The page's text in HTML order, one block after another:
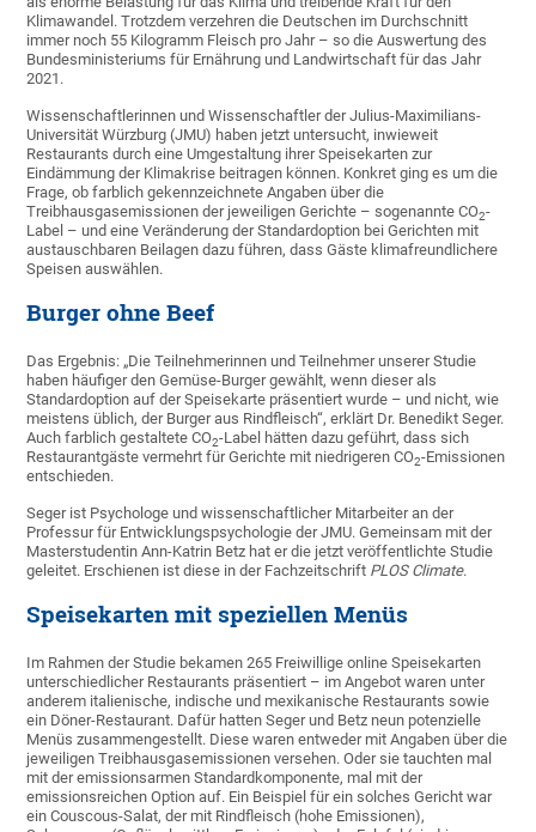
Klimawandel. Trotzdem verzehren die Deutschen im Durchschnitt
immer noch 55 Kilogramm Fleisch pro Jahr – so die Auswertung des
Bundesministeriums für Ernährung und Landwirtschaft für das Jahr
2021.
Wissenschaftlerinnen und Wissenschaftler der Julius-Maximilians-
Universität Würzburg (JMU) haben jetzt untersucht, inwieweit
Restaurants durch eine Umgestaltung ihrer Speisekarten zur
Eindämmung der Klimakrise beitragen können. Konkret ging es um die
Frage, ob farblich gekennzeichnete Angaben über die
Treibhausgasemissionen der jeweiligen Gerichte – sogenannte CO2-
Label – und eine Veränderung der Standardoption bei Gerichten mit
austauschbaren Beilagen dazu führen, dass Gäste klimafreundlichere
Speisen auswählen.
Burger ohne Beef
Das Ergebnis: „Die Teilnehmerinnen und Teilnehmer unserer Studie
haben häufiger den Gemüse-Burger gewählt, wenn dieser als
Standardoption auf der Speisekarte präsentiert wurde – und nicht, wie
meistens üblich, der Burger aus Rindfleisch“, erklärt Dr. Benedikt Seger.
Auch farblich gestaltete CO2-Label hätten dazu geführt, dass sich
Restaurantgäste vermehrt für Gerichte mit niedrigeren CO2-Emissionen
entschieden.
Seger ist Psychologe und wissenschaftlicher Mitarbeiter an der
Professur für Entwicklungspsychologie der JMU. Gemeinsam mit der
Masterstudentin Ann-Katrin Betz hat er die jetzt veröffentlichte Studie
geleitet. Erschienen ist diese in der Fachzeitschrift PLOS Climate.
Speisekarten mit speziellen Menüs
Im Rahmen der Studie bekamen 265 Freiwillige online Speisekarten
unterschiedlicher Restaurants präsentiert – im Angebot waren unter
anderem italienische, indische und mexikanische Restaurants sowie
ein Döner-Restaurant. Dafür hatten Seger und Betz neun potenzielle
Menüs zusammengestellt. Diese waren entweder mit Angaben über die
jeweiligen Treibhausgasemissionen versehen. Oder sie tauchten mal
mit der emissionsarmen Standardkomponente, mal mit der
emissionsreichen Option auf. Ein Beispiel für ein solches Gericht war
ein Couscous-Salat, der mit Rindfleisch (hohe Emissionen),